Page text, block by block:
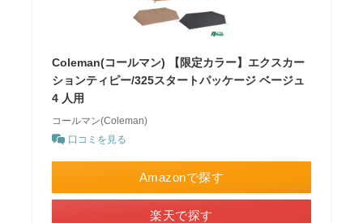
Coleman(コールマン) 【限定カラー】エクスカー
ションティピー/325スタートパッケージ ベージュ
4 人用
コールマン(Coleman)
口コミを見る
Amazonで探す
楽天で探す